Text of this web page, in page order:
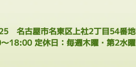
名古屋市名東区上社2丁目54番地
18:00 定休日：毎週木曜・第2水曜